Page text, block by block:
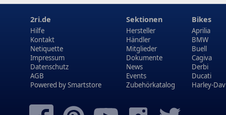
2ri.de
Hilfe
Kontakt
Netiquette
Impressum
Datenschutz
AGB
Powered bySmartstore
Sektionen
Hersteller
Händler
Mitglieder
Dokumente
News
Events
Zubehörkatalog
Bikes
Aprilia
BMW
Buell
Cagiva
Derbi
Ducati
Harley-